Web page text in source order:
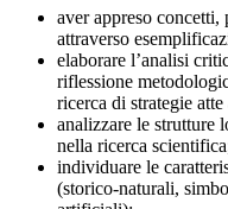
aver appreso
attraverso
elaborare l’analisi
riflessione
ricerca di strategie
analizzare le strutture
nella ricerca
individuare le
(storico-naturali,